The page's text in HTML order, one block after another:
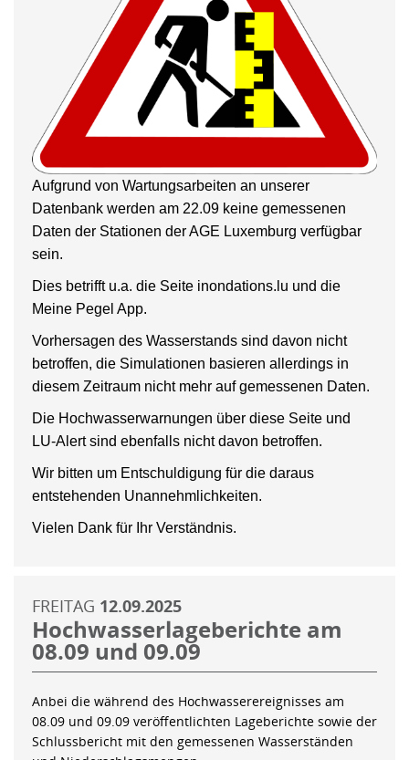
Aufgrund von Wartungsarbeiten an unserer
Datenbank werden am 22.09 keine gemessenen
Daten der Stationen der AGE Luxemburg verfügbar
sein.
Dies betrifft u.a. die Seite inondations.lu und die
Meine Pegel App.
Vorhersagen des Wasserstands sind davon nicht
betroffen, die Simulationen basieren allerdings in
diesem Zeitraum nicht mehr auf gemessenen Daten.
Die Hochwasserwarnungen über diese Seite und
LU-Alert sind ebenfalls nicht davon betroffen.
Wir bitten um Entschuldigung für die daraus
entstehenden Unannehmlichkeiten.
Vielen Dank für Ihr Verständnis.
FREITAG 12.09.2025
Hochwasserlageberichte am
08.09 und 09.09
Anbei die während des Hochwasserereignisses am
08.09 und 09.09 veröffentlichten Lageberichte sowie der
Schlussbericht mit den gemessenen Wasserständen